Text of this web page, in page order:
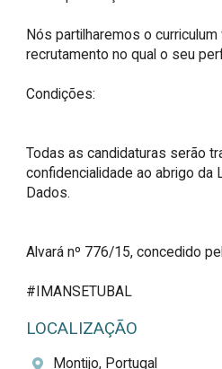
Nós partilharemos o
recrutamento no qual o seu
Condições:
Todas as candidaturas serão
confidencialidade ao abrigo da
Dados.
Alvará nº 776/15, concedido
#IMANSETUBAL
LOCALIZAÇÃO
Montijo, Portugal